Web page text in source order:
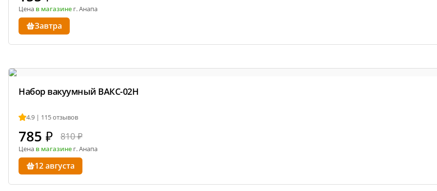
Цена в магазине г. Анапа
Завтра
Набор вакуумный ВАКС-02Н
4.9 | 115 отзывов
785 ₽ 810 ₽
Цена в магазине г. Анапа
12 августа